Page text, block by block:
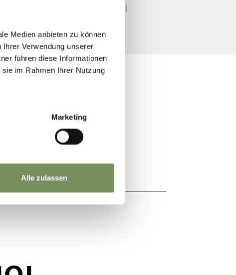
Medien anbieten zu können
Verwendung unserer
führen diese Informationen
im Rahmen Ihrer Nutzung
Marketing
Alle zulassen
il piacere della cucina di